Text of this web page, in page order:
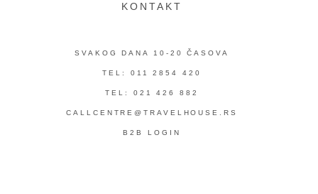
KONTAKT
SVAKOG DANA 10-20 ČASOVA
TEL: 011 2854 420
TEL: 021 426 882
CALLCENTRE@TRAVELHOUSE.RS
B2B LOGIN